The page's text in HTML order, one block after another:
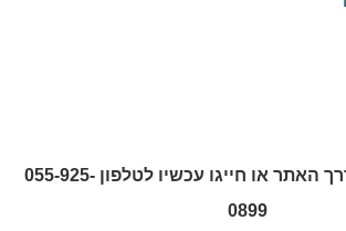
צרו עימנו קשר דרך האתר או חייגו עכשיו לטלפון 055-925-
0899